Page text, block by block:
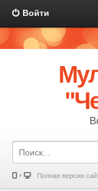
Войти
Полная версия